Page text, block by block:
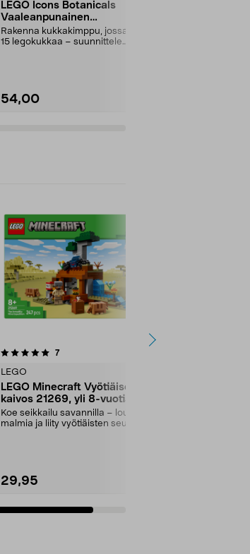
LEGO Icons Botanicals
Vaaleanpunainen
kukkakimppu 10342, yli 18-
vuotiaille
Rakenna kukkakimppu, jossa on
15 legokukkaa – suunnittele
54,00
7arvostelut
LEGO
LEGO Minecraft Vyötiäisen
kaivos 21269, yli 8-vuotiaille
Koe seikkailu savannilla – louhi
malmia ja liity vyötiäisten seuraan.
29,95